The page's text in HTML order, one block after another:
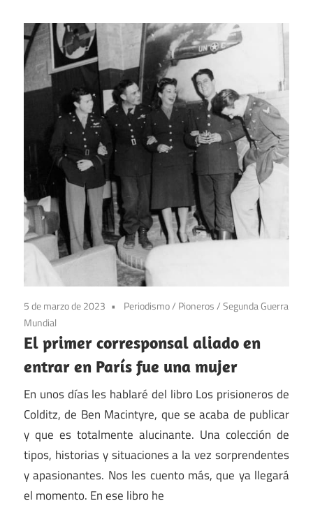
5 de marzo de 2023 Periodismo/ Pioneros/Segunda Guerra
Mundial
El primer corresponsal aliado en
entrar en París fue una mujer
En unos días les hablaré del libro Los prisioneros de
Colditz, de Ben Macintyre, que se acaba de publicar
y que es totalmente alucinante. Una colección de
tipos, historias y situaciones a la vez sorprendentes
y apasionantes. Nos les cuento más, que ya llegará
el momento. En ese libro he